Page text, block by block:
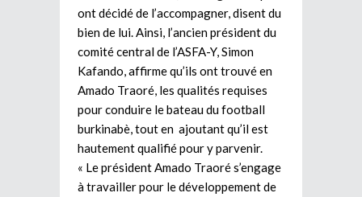
ont décidé de l’accompagner, disent du
bien de lui. Ainsi, l’ancien président du
comité central de l’ASFA-Y, Simon
Kafando, affirme qu’ils ont trouvé en
Amado Traoré, les qualités requises
pour conduire le bateau du football
burkinabè, tout en ajoutant qu’il est
hautement qualifié pour y parvenir.
« Le président Amado Traoré s’engage
à travailler pour le développement de